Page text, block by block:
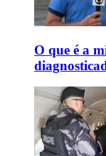
O que é a